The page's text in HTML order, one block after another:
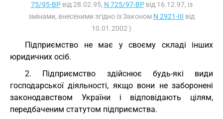
75/95-ВРвід 28.02.95, N 725/97-ВРвід 16.12.97, із
змінами, внесеними згідно із Законом N 2921-III від
10.01.2002 )
Підприємство не має у своєму складі інших
юридичних осіб.
2. Підприємство здійснює будь-які види
господарської діяльності, якщо вони не заборонені
законодавством України і відповідають цілям,
передбаченим статутом підприємства.